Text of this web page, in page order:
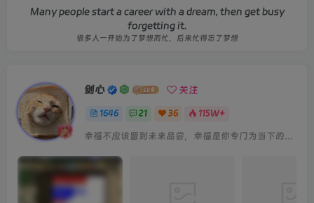
Many people start a career with a dream, then get busy
forgetting it.
很多人一开始为了梦想而忙，后来忙得忘了梦想
剑心 关注
1646 21 36 115W+
幸福不应该留到未来品尝，幸福是你专门为当下的自己所准备的